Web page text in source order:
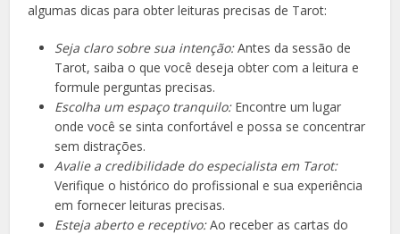
algumas dicas para obter leituras precisas de Tarot:
Seja claro sobre sua intenção:Antes da sessão de
Tarot, saiba o que você deseja obter com a leitura e
formule perguntas precisas.
Escolha um espaço tranquilo:Encontre um lugar
onde você se sinta confortável e possa se concentrar
sem distrações.
Avalie a credibilidade do especialista em Tarot:
Verifique o histórico do profissional e sua experiência
em fornecer leituras precisas.
Esteja aberto e receptivo:Ao receber as cartas do